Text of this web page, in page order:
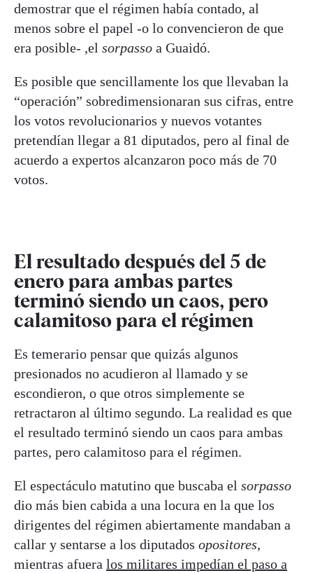
demostrar que el régimen había contado, al
menos sobre el papel -o lo convencieron de que
era posible- ,el sorpasso a Guaidó.
Es posible que sencillamente los que llevaban la
“operación” sobredimensionaran sus cifras, entre
los votos revolucionarios y nuevos votantes
pretendían llegar a 81 diputados, pero al final de
acuerdo a expertos alcanzaron poco más de 70
votos.
El resultado después del 5 de
enero para ambas partes
terminó siendo un caos, pero
calamitoso para el régimen
Es temerario pensar que quizás algunos
presionados no acudieron al llamado y se
escondieron, o que otros simplemente se
retractaron al último segundo. La realidad es que
el resultado terminó siendo un caos para ambas
partes, pero calamitoso para el régimen.
El espectáculo matutino que buscaba el sorpasso
dio más bien cabida a una locura en la que los
dirigentes del régimen abiertamente mandaban a
callar y sentarse a los diputados opositores,
mientras afuera los militares impedían el paso a